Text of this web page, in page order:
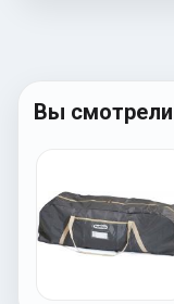
Вы смотрели